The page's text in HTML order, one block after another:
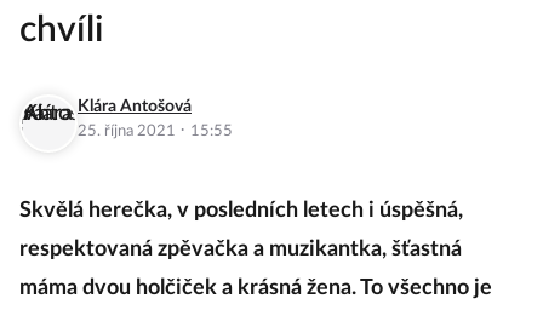
chvíli
Klára Antošová
25. října 2021 · 15:55
Skvělá herečka, v posledních letech i úspěšná,
respektovaná zpěvačka a muzikantka, šťastná
máma dvou holčiček a krásná žena. To všechno je